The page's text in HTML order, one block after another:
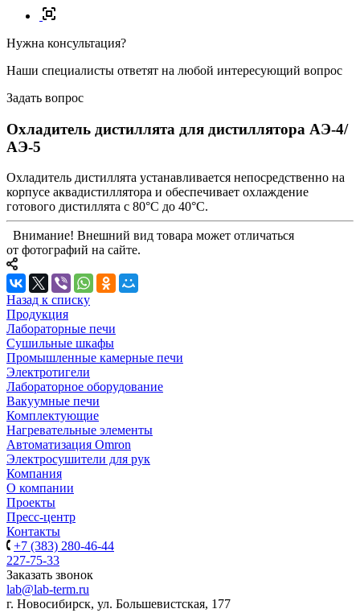
Нужна консультация?
Наши специалисты ответят на любой интересующий вопрос
Задать вопрос
Охладитель дистиллята для дистиллятора АЭ-4/
АЭ-5
Охладитель дистиллята устанавливается непосредственно на
корпусе аквадистиллятора и обеспечивает охлаждение
готового дистиллята с 80°С до 40°С.
Внимание! Внешний вид товара может отличаться
от фотографий на сайте.
Назад к списку
Продукция
Лабораторные печи
Сушильные шкафы
Промышленные камерные печи
Электротигели
Лабораторное оборудование
Вакуумные печи
Комплектующие
Нагревательные элементы
Автоматизация Omron
Электросушители для рук
Компания
О компании
Проекты
Пресс-центр
Контакты
+7 (383) 280-46-44
227-75-33
Заказать звонок
lab@lab-term.ru
г. Новосибирск, ул. Большевистская, 177